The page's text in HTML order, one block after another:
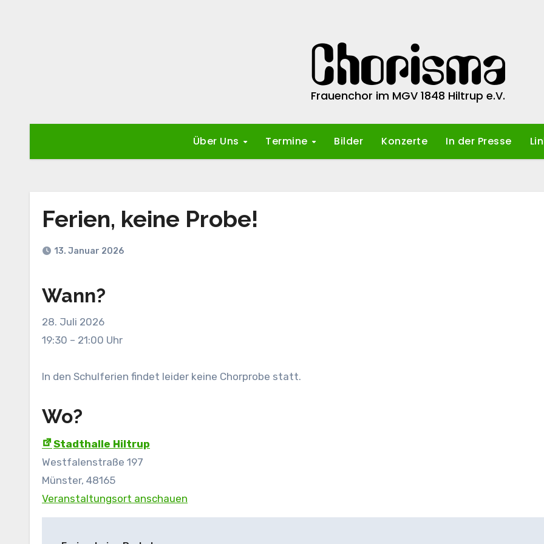
Frauenchor im MGV 1848 Hiltrup e.V.
Über Uns Termine Bilder Konzerte In der Presse
Ferien, keine Probe!
13. Januar 2026
Wann?
28. Juli 2026
19:30 – 21:00 Uhr
In den Schulferien findet leider keine Chorprobe statt.
Wo?
Stadthalle Hiltrup
Westfalenstraße 197
Münster, 48165
Veranstaltungsort anschauen